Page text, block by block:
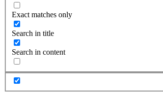
Exact matches only
Search in title
Search in content